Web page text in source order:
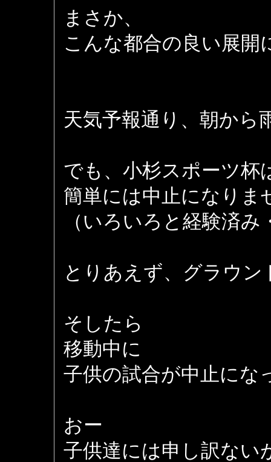
まさか、
こんな都合の良い展開
天気予報通り、朝から
でも、小杉スポーツ杯
簡単には中止になりま
（いろいろと経験済み
とりあえず、グラウン
そしたら
移動中に
子供の試合が中止にな
おー
子供達には申し訳ない